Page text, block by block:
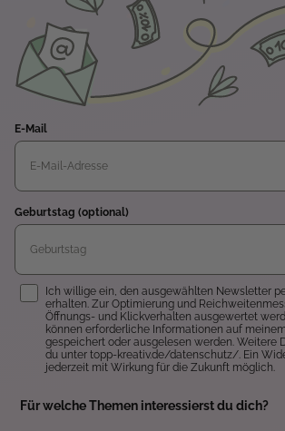
E-Mail
Geburtstag (optional)
Einwilligung
Ich willige ein, den ausgewählten Newsletter
erhalten. Zur Optimierung und
Öffnungs- und Klickverhalten ausgewertet
können erforderliche Informationen auf
gespeichert oder ausgelesen werden. Weitere
du unter topp-kreativ.de/datenschutz/. Ein
jederzeit mit Wirkung für die Zukunft möglich.
Für welche Themen interessierst du dich?